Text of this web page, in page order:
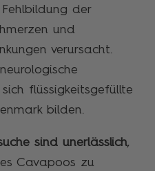
Fehlbildung der
und
verursacht.
flüssigkeitsgefüllte
bilden.
sind unerlässlich,
Cavapoos zu